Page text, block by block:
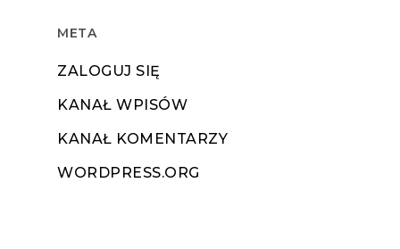
META
ZALOGUJ SIĘ
KANAŁ WPISÓW
KANAŁ KOMENTARZY
WORDPRESS.ORG